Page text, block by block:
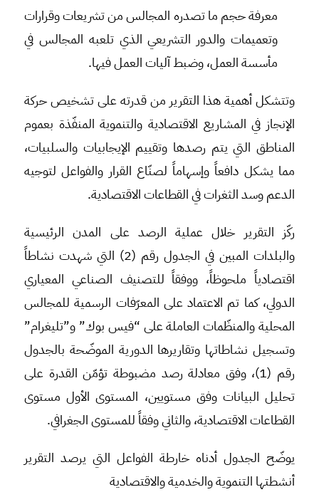
معرفة حجم ما تصدره المجالس من تشريعات وقرارات
وتعميمات والدور التشريعي الذي تلعبه المجالس في
مأسسة العمل، وضبط آليات العمل فيها.
وتتشكل أهمية هذا التقرير من قدرته على تشخيص حركة
الإنجاز في المشاريع الاقتصادية والتنموية المنفّذة بعموم
المناطق التي يتم رصدها وتقييم الإيجابيات والسلبيات،
مما يشكل دافعاً وإسهاماً لصنّاع القرار والفواعل لتوجيه
الدعم وسد الثغرات في القطاعات الاقتصادية.
ركّز التقرير خلال عملية الرصد على المدن الرئيسية
والبلدات المبين في الجدول رقم (2) التي شهدت نشاطاً
اقتصادياً ملحوظاً، ووفقاً للتصنيف الصناعي المعياري
الدولي، كما تم الاعتماد على المعرّفات الرسمية للمجالس
المحلية والمنظّمات العاملة على “فيس بوك” و”تليغرام”
وتسجيل نشاطاتها وتقاريرها الدورية الموضّحة بالجدول
رقم (1)، وفق معادلة رصد مضبوطة تؤمّن القدرة على
تحليل البيانات وفق مستويين، المستوى الأول مستوى
القطاعات الاقتصادية، والثاني وفقاً للمستوى الجغرافي.
يوضّح الجدول أدناه خارطة الفواعل التي يرصد التقرير
أنشطتها التنموية والخدمية والاقتصادية